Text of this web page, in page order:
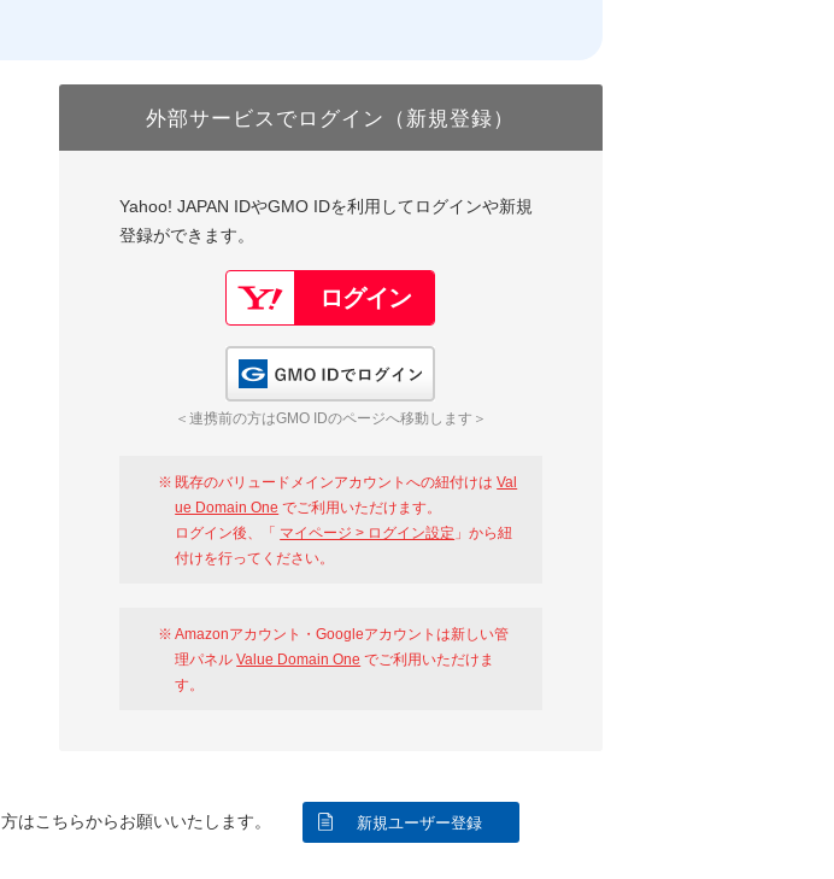
外部サービスでログイン（新規登録）
Yahoo! JAPAN IDやGMO IDを利用してログインや新規
登録ができます。
＜連携前の方はGMO IDのページへ移動します＞
既存のバリュードメインアカウントへの紐付けはVal
ue Domain One でご利用いただけます。
ログイン後、「 マイページ > ログイン設定 」から紐
付けを行ってください。
Amazonアカウント・Googleアカウントは新しい管
理パネルValue Domain One でご利用いただけま
す。
はこちらからお願いいたします。 新規ユーザー登録